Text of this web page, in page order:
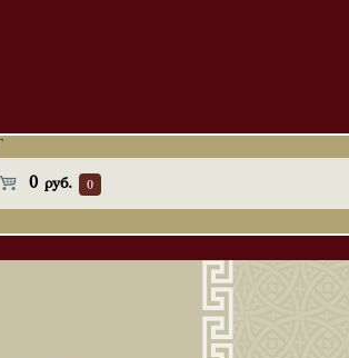
0 руб. 0